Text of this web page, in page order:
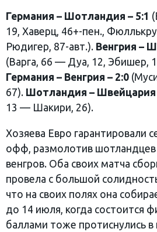
Германия – Шотландия – 5:1
19, Хаверц, 46+-пен.,
Рюдигер, 87-авт.). Венгрия –
(Варга, 66 — Дуа, 12, Эбишер,
Германия – Венгрия – 2:0
67). Шотландия – Швейцария
13 — Шакири, 26).
Хозяева Евро гарантировали
офф, размолотив
венгров. Оба своих матча
провела с большой
что на своих полях она
до 14 июля, когда состоится
баллами тоже протиснулись